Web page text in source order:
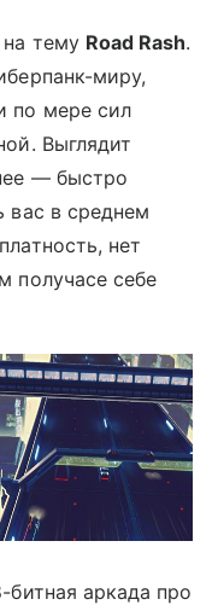
тему Road Rash.
миру,
по мере сил
Выглядит
— быстро
вас в среднем
нет
получасе себе
аркада про